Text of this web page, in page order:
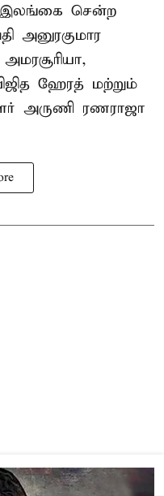
இலங்கை சென்ற
அனுரகுமார
ஹேரத் மற்றும்
அருணி ரணராஜா